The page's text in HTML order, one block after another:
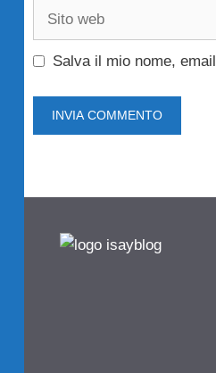
Sito
Salva il mio nome,